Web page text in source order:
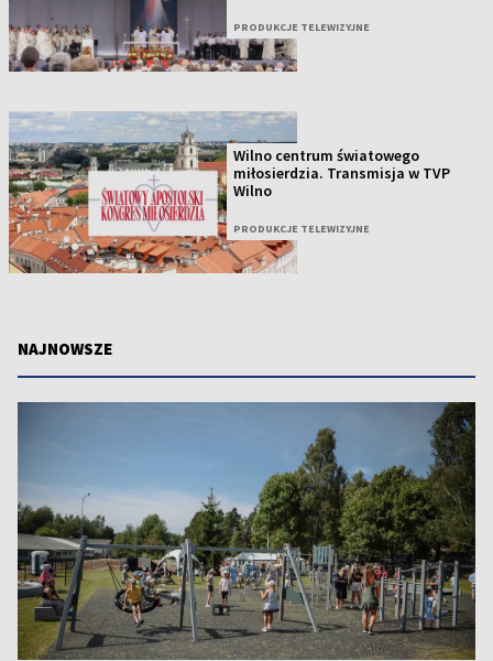
PRODUKCJE TELEWIZYJNE
Wilno centrum światowego
miłosierdzia. Transmisja w TVP
Wilno
PRODUKCJE TELEWIZYJNE
NAJNOWSZE